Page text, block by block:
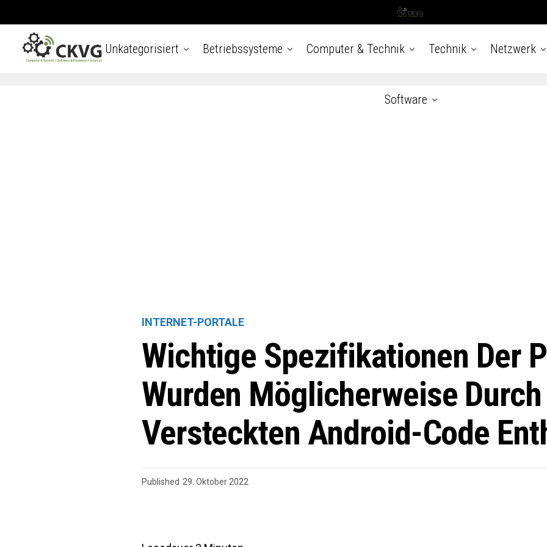
Unkategorisiert Betriebssysteme Computer & Technik Technik Netzwerk
Software
INTERNET-PORTALE
Wichtige Spezifikationen Der
Wurden Möglicherweise Durch
Versteckten Android-Code
Published 29. Oktober 2022